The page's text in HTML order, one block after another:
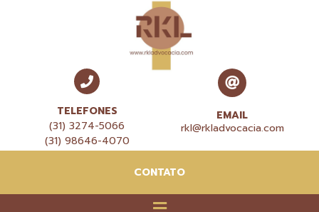
TELEFONES
(31) 3274-5066
(31) 98646-4070
EMAIL
rkl@rkladvocacia.com
CONTATO